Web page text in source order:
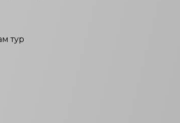
тур